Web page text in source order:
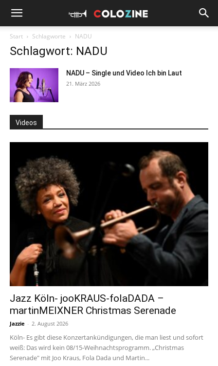
Start Schlagworte NADU
Schlagwort: NADU
NADU – Single und Video Ich bin Laut
21. März 2026
Videos
Jazz Köln- jooKRAUS-folaDADA –
martinMEIXNER Christmas Serenade
Jazzie - 2. August 2026
Köln- Es gibt diese Konzertankündigungen, die man liest und sofort
weiß: Das wird kein 08/15-Weihnachtsprogramm. „Christmas
Serenade" mit Joo Kraus, Fola Dada und Martin...